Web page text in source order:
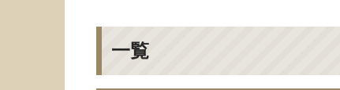
一覧